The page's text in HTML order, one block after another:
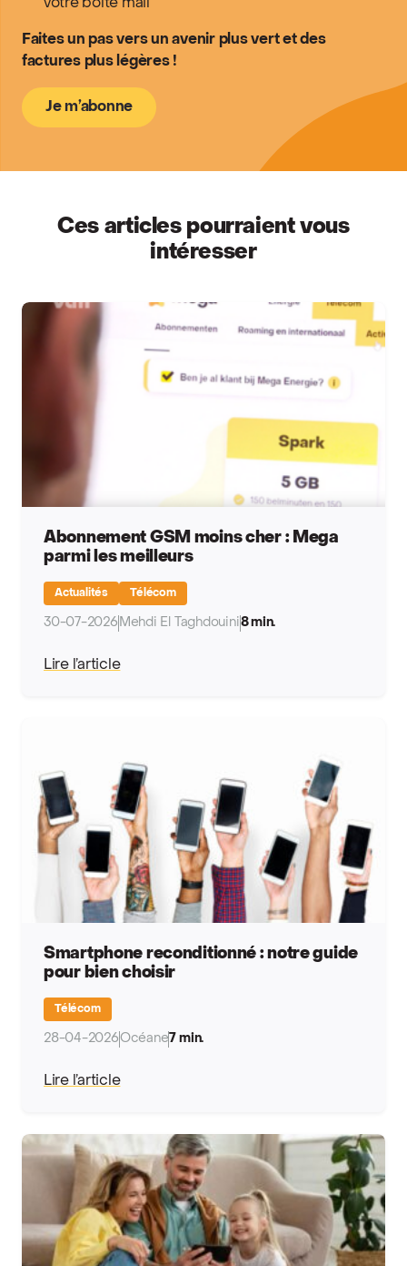
votre boîte mail
Faites un pas vers un avenir plus vert et des
factures plus légères !
Je m’abonne
Ces articles pourraient vous
intéresser
Abonnement GSM moins cher : Mega
parmi les meilleurs
Actualités Télécom
30-07-2026 Mehdi El Taghdouini8 min.
Lire l’article
Smartphone reconditionné : notre guide
pour bien choisir
Télécom
28-04-2026Océane7 min.
Lire l’article